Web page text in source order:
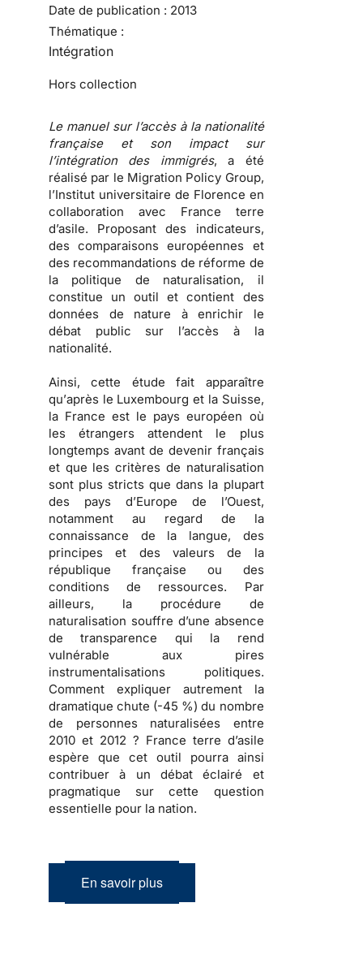
Date de publication : 2013
Thématique :
Intégration
Hors collection
Le manuel sur l’accès à la nationalité
française et son impact sur
l’intégration des immigrés, a été
réalisé par le Migration Policy Group,
l’Institut universitaire de Florence en
collaboration avec France terre
d’asile. Proposant des indicateurs,
des comparaisons européennes et
des recommandations de réforme de
la politique de naturalisation, il
constitue un outil et contient des
données de nature à enrichir le
débat public sur l’accès à la
nationalité.
Ainsi, cette étude fait apparaître
qu’après le Luxembourg et la Suisse,
la France est le pays européen où
les étrangers attendent le plus
longtemps avant de devenir français
et que les critères de naturalisation
sont plus stricts que dans la plupart
des pays d’Europe de l’Ouest,
notamment au regard de la
connaissance de la langue, des
principes et des valeurs de la
république française ou des
conditions de ressources. Par
ailleurs, la procédure de
naturalisation souffre d’une absence
de transparence qui la rend
vulnérable aux pires
instrumentalisations politiques.
Comment expliquer autrement la
dramatique chute (-45 %) du nombre
de personnes naturalisées entre
2010 et 2012 ? France terre d’asile
espère que cet outil pourra ainsi
contribuer à un débat éclairé et
pragmatique sur cette question
essentielle pour la nation.
En savoir plus